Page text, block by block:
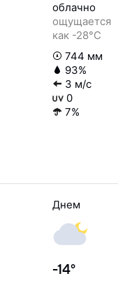
облачно
ощущается
как -28°C
744 мм
93%
3 м/с
0
7%
Днем
-14°